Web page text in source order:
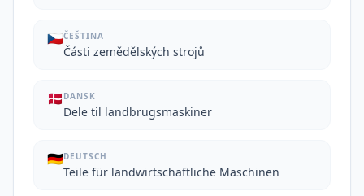
🇨🇿ČEŠTINA
Části zemědělských strojů
🇩🇰 DANSK
Dele til landbrugsmaskiner
🇩🇪DEUTSCH
Teile für landwirtschaftliche Maschinen